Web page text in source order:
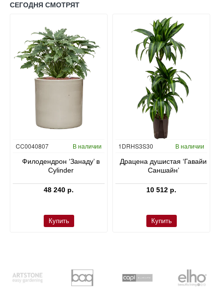
СЕГОДНЯ СМОТРЯТ
CC0040807 В наличии
Филодендрон ‘Занаду’ в
Cylinder
48 240 р.
Купить
Гидропоника
1DRHS3S30 В наличии
Драцена душистая ‘Гавайи
Саншайн’
10 512 р.
Купить